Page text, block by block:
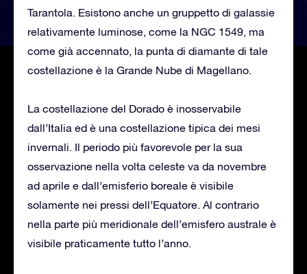
Tarantola. Esistono anche un gruppetto di galassie
relativamente luminose, come la NGC 1549, ma
come già accennato, la punta di diamante di tale
costellazione è la Grande Nube di Magellano.
La costellazione del Dorado è inosservabile
dall’Italia ed è una costellazione tipica dei mesi
invernali. Il periodo più favorevole per la sua
osservazione nella volta celeste va da novembre
ad aprile e dall’emisferio boreale è visibile
solamente nei pressi dell’Equatore. Al contrario
nella parte più meridionale dell’emisfero australe è
visibile praticamente tutto l’anno.